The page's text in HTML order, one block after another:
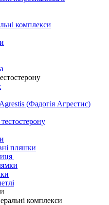
комплекси
(Фадогія Агрестис)
пляшки
комплекси